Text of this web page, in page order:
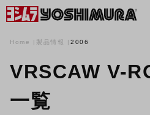
Home 製品情報 2006
VRSCAW V-
一覧